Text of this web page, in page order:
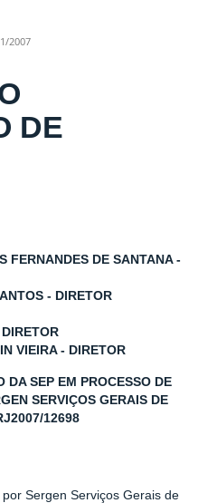
2007
DE
FERNANDES DE SANTANA -
- DIRETOR
VIEIRA - DIRETOR
DA SEP EM PROCESSO DE
SERVIÇOS GERAIS DE
12698
Sergen Serviços Gerais de